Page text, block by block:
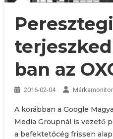
ban az
2016-02-04 Márkamonitor
A korábban a Google
Media Groupnál is vezető
a befektetőcég frissen